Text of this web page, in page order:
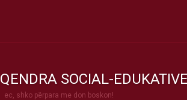
QENDRA SOCIAL-
ec, shko përpara me don boskon!